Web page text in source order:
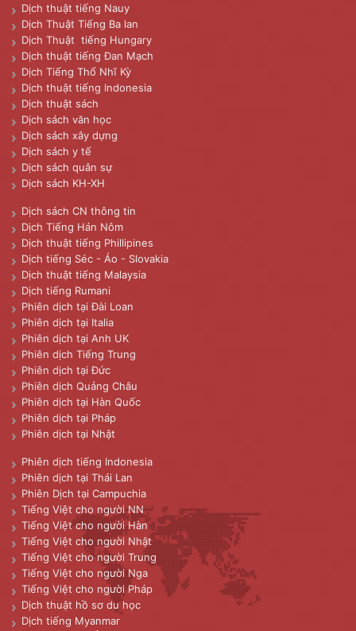
Dịch thuật tiếng Nauy
Dịch Thuật Tiếng Ba lan
Dịch Thuật tiếng Hungary
Dịch thuật tiếng Đan Mạch
Dịch Tiếng Thổ Nhĩ Kỳ
Dịch thuật tiếng Indonesia
Dịch thuật sách
Dịch sách văn học
Dịch sách xây dựng
Dịch sách y tế
Dịch sách quân sự
Dịch sách KH-XH
Dịch sách CN thông tin
Dịch Tiếng Hán Nôm
Dịch thuật tiếng Phillipines
Dịch tiếng Séc - Áo - Slovakia
Dịch thuật tiếng Malaysia
Dịch tiếng Rumani
Phiên dịch tại Đài Loan
Phiên dịch tại Italia
Phiên dịch tại Anh UK
Phiên dịch Tiếng Trung
Phiên dịch tại Đức
Phiên dịch Quảng Châu
Phiên dịch tại Hàn Quốc
Phiên dịch tại Pháp
Phiên dịch tại Nhật
Phiên dịch tiếng Indonesia
Phiên dịch tại Thái Lan
Phiên Dịch tại Campuchia
Tiếng Việt cho người NN
Tiếng Việt cho người Hàn
Tiếng Việt cho người Nhật
Tiếng Việt cho người Trung
Tiếng Việt cho người Nga
Tiếng Việt cho người Pháp
Dịch thuật hồ sơ du học
Dịch tiếng Myanmar